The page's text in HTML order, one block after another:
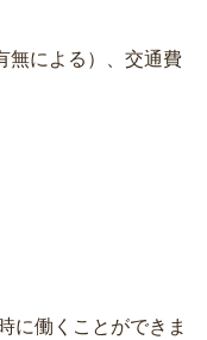
無による）、交通費
に働くことができま